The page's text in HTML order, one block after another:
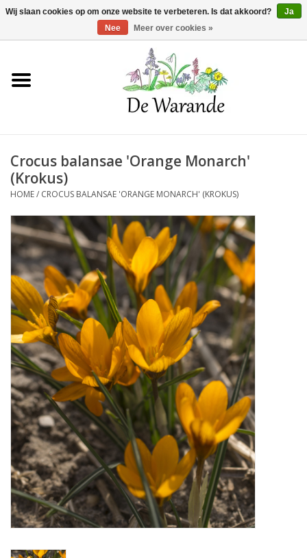
Winkelwagen >0 Artikelen - €0,00
Home
Voorjaarsbloeiers
Herfstbloeiers
Schaduwplanten
Aanbiedingen
Bodemverbetering
Overige producten
Advies
Onze tuinen!
Sterke Bollen Dagen
Nieuws
Crocus balansae 'Orange Monarch'
(Krokus)
HOME/ CROCUS BALANSAE 'ORANGE MONARCH' (KROKUS)
Wij slaan cookies op om onze website te verbeteren. Is dat akkoord?
Ja
Nee
Meer over cookies »